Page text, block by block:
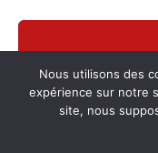
Nous utilisons des
expérience sur notre
site, nous